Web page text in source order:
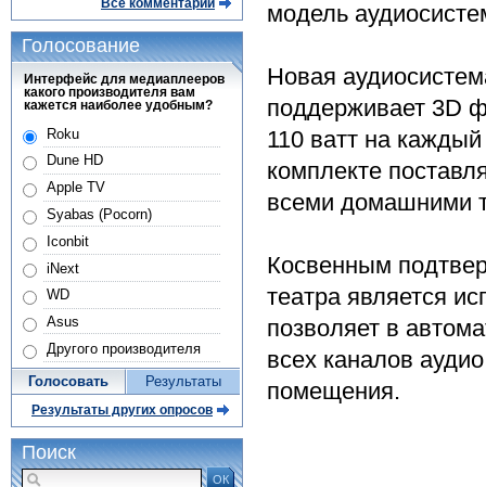
модель
Новая
поддерживает 3D
110 ватт на
комплекте
всеми домашними
Косвенным
театра является
позволяет в
всех каналов
помещения.
Все комментарии
Голосование
Интерфейс для медиаплееров
какого производителя вам
кажется наиболее удобным?
Roku
Dune HD
Apple TV
Syabas (Pocorn)
Iconbit
iNext
WD
Asus
Другого производителя
Голосовать Результаты
Результаты других опросов
Поиск
ОК